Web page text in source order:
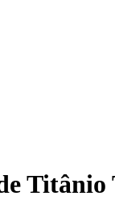
Titânio